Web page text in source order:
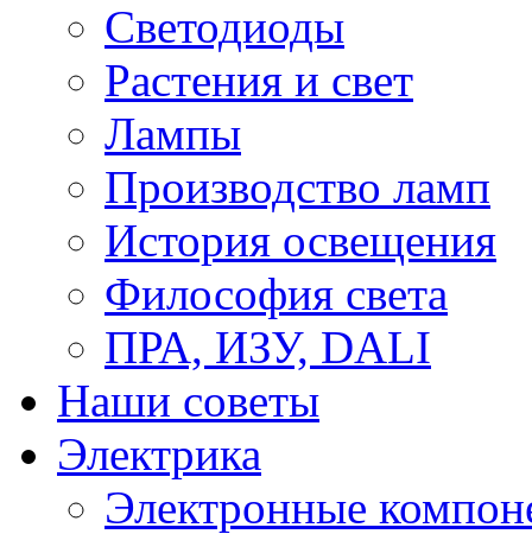
Светодиоды
Растения и свет
Лампы
Производство ламп
История освещения
Философия света
ПРА, ИЗУ, DALI
Наши советы
Электрика
Электронные